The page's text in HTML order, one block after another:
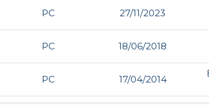
PC 27/11/2023
PC 18/06/2018
PC 17/04/2014